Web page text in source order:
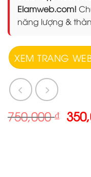
Elamweb.com!
năng lượng &
XEM TRANG
750,000₫ Giá
gốc